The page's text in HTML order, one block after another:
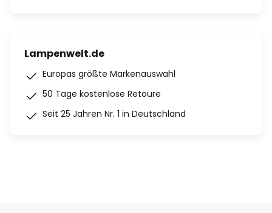
Lampenwelt.de
Europas größte Markenauswahl
50 Tage kostenlose Retoure
Seit 25 Jahren Nr. 1 in Deutschland